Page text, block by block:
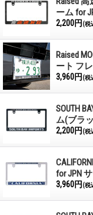
ーム for
2,200円 (税
Raised
ート フ
3,960円 (税
SOUTH
ム(ブラ
2,200円 (税
for JPN
3,960円 (税